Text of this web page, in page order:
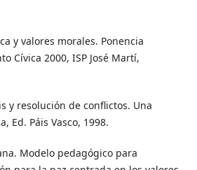
y valores morales. Ponencia
Cívica 2000, ISP José Martí,
y resolución de conflictos. Una
Ed. Páis Vasco, 1998.
Modelo pedagógico para